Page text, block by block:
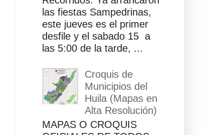
las fiestas Sampedrinas,
este jueves es el primer
desfile y el sabado 15 a
las 5:00 de la tarde, ...
Croquis de
Municipios del
Huila (Mapas en
Alta Resolución)
MAPAS O CROQUIS